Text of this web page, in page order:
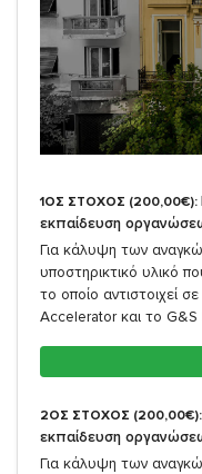
1ΟΣ ΣΤΟΧΟΣ (200,00€):
εκπαίδευση
Για κάλυψη των
υποστηρικτικό υλικό
το οποίο αντιστοιχεί
Accelerator και το
2ΟΣ ΣΤΟΧΟΣ (200,00€):
εκπαίδευση
Για κάλυψη των